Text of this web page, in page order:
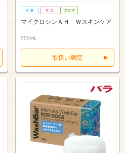
マイクロシンＡＨ Ｗスキンケア
500mL
取扱い病院